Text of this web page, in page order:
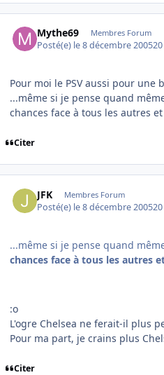
Mythe69 Membres Forum
Posté(e) le 8 décembre 200520
Pour moi le PSV aussi pour une
...même si je pense quand
chances face à tous les autres
Citer
JFK Membres Forum
Posté(e) le 8 décembre 200520
...même si je pense quand
chances face à tous les autres
:o
L'ogre Chelsea ne ferait-il plus
Pour ma part, je crains plus
Citer